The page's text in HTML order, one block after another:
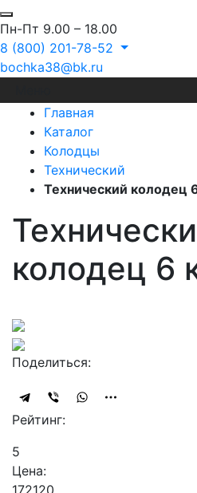
Пн-Пт 9.00 – 18.00
8 (800) 201-78-52
bochka38@bk.ru
Главная
Каталог
Колодцы
Технический
Технический колодец
колодец 6
Поделиться:
Рейтинг:
5
Цена: